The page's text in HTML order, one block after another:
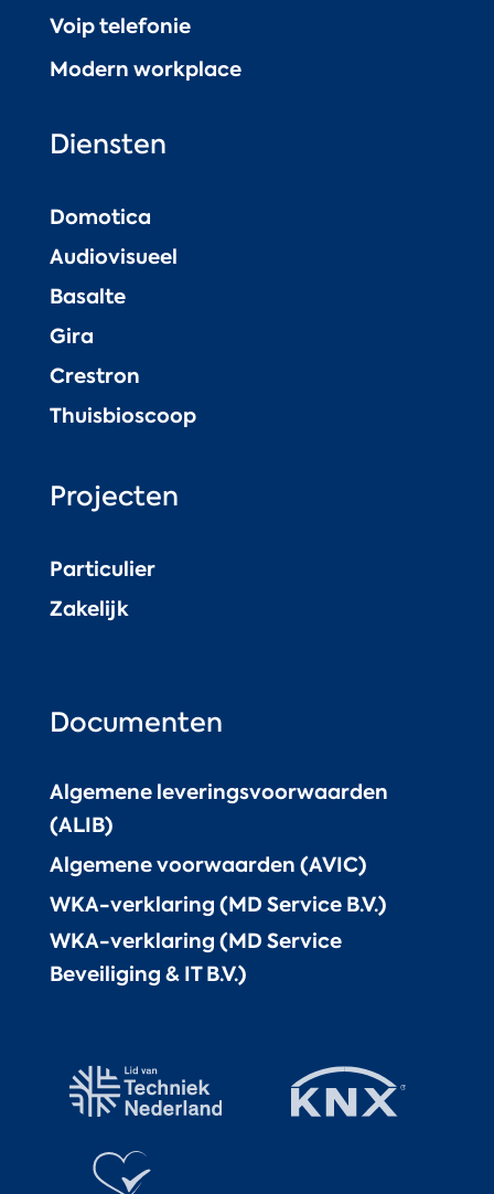
Voip telefonie
Modern workplace
Diensten
Domotica
Audiovisueel
Basalte
Gira
Crestron
Thuisbioscoop
Projecten
Particulier
Zakelijk
Documenten
Algemene leveringsvoorwaarden
(ALIB)
Algemene voorwaarden (AVIC)
WKA-verklaring (MD Service B.V.)
WKA-verklaring (MD Service
Beveiliging & IT B.V.)